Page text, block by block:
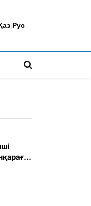
|Рус